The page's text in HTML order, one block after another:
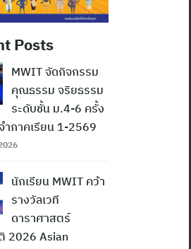
Posts
MWIT จัดกิจกรรม
คุณธรรม จริยธรรม
ระดับชั้น ม.4-6 ครั้ง
ำภาคเรียน 1-2569
นักเรียน MWIT คว้า
รางวัลเวที
ดาราศาสตร์
2026 Asian